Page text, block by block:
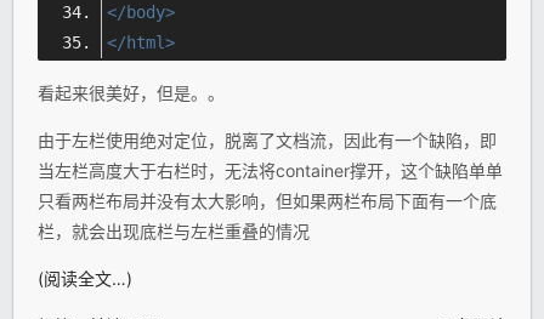
</body>
</html>
看起来很美好，但是。。
由于左栏使用绝对定位，脱离了文档流，因此有一个缺陷，即
当左栏高度大于右栏时，无法将container撑开，这个缺陷单单
只看两栏布局并没有太大影响，但如果两栏布局下面有一个底
栏，就会出现底栏与左栏重叠的情况
(阅读全文…)